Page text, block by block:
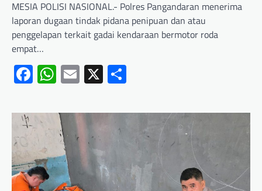
MESIA POLISI NASIONAL.- Polres Pangandaran menerima
laporan dugaan tindak pidana penipuan dan atau
penggelapan terkait gadai kendaraan bermotor roda
empat…
Facebook
WhatsApp
Email
X